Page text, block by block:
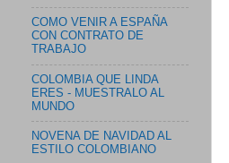
COMO VENIR A ESPAÑA
CON CONTRATO DE
TRABAJO
COLOMBIA QUE LINDA
ERES - MUESTRALO AL
MUNDO
NOVENA DE NAVIDAD AL
ESTILO COLOMBIANO